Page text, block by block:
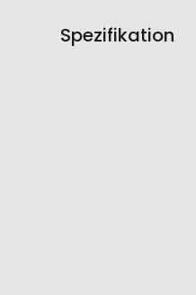
Spezifikation